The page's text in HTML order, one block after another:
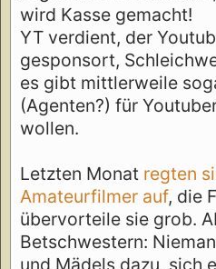
wird Kasse gemacht!
YT verdient, der
gesponsort,
es gibt mittlerweile
(Agenten?) für
wollen.
Letzten Monat regten
Amateurfilmer auf, die
übervorteile sie grob.
Betschwestern:
und Mädels dazu, sich